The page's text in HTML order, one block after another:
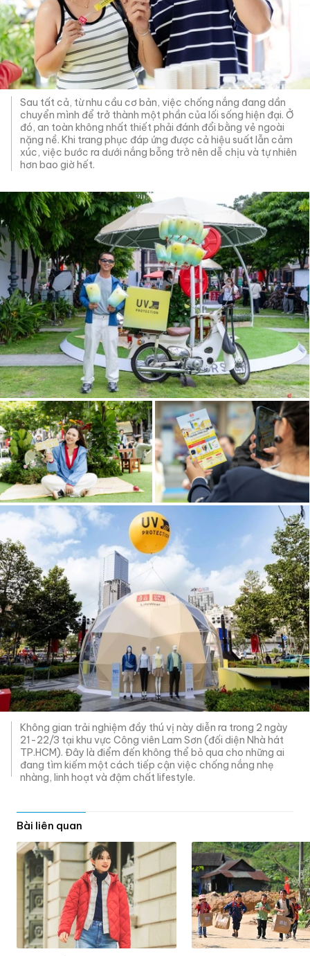
Sau tất cả, từ nhu cầu cơ bản, việc chống nắng đang dần
chuyển mình để trở thành một phần của lối sống hiện đại. Ở
đó, an toàn không nhất thiết phải đánh đổi bằng vẻ ngoài
nặng nề. Khi trang phục đáp ứng được cả hiệu suất lẫn cảm
xúc, việc bước ra dưới nắng bỗng trở nên dễ chịu và tự nhiên
hơn bao giờ hết.
Không gian trải nghiệm đầy thú vị này diễn ra trong 2 ngày
21-22/3 tại khu vực Công viên Lam Sơn (đối diện Nhà hát
TP.HCM). Đây là điểm đến không thể bỏ qua cho những ai
đang tìm kiếm một cách tiếp cận việc chống nắng nhẹ
nhàng, linh hoạt và đậm chất lifestyle.
Bài liên quan